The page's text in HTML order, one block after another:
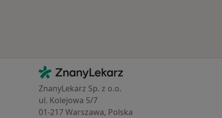
Kontakt
ZnanyLekarz - Strona główna
ZnanyLekarz Sp. z o.o.
ul. Kolejowa 5/7
01-217 Warszawa, Polska